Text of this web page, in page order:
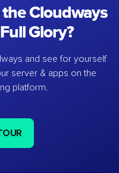
Cloudways
Glory?
and see for yourself
server & apps on the
platform.